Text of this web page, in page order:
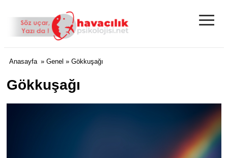
≡
Anasayfa » Genel » Gökkuşağı
Gökkuşağı